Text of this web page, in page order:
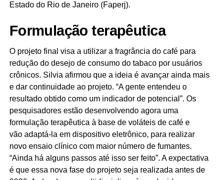
Estado do Rio de Janeiro (Faperj).
Formulação terapêutica
O projeto final visa a utilizar a fragrância do café para
redução do desejo de consumo do tabaco por usuários
crônicos. Silvia afirmou que a ideia é avançar ainda mais
e dar continuidade ao projeto. “A gente entendeu o
resultado obtido como um indicador de potencial”. Os
pesquisadores estão desenvolvendo agora uma
formulação terapêutica à base de voláteis de café e
vão adaptá-la em dispositivo eletrônico, para realizar
novo ensaio clínico com maior número de fumantes.
“Ainda há alguns passos até isso ser feito”. A expectativa
é que essa nova fase do projeto seja realizada antes de